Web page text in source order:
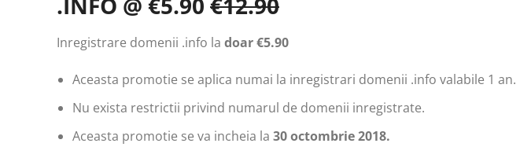
Inregistrare domenii .info la doar €5.90
Aceasta promotie se aplica numai la inregistrari domenii .info valabile 1 an.
Nu exista restrictii privind numarul de domenii inregistrate.
Aceasta promotie se va incheia la 30 octombrie 2018.